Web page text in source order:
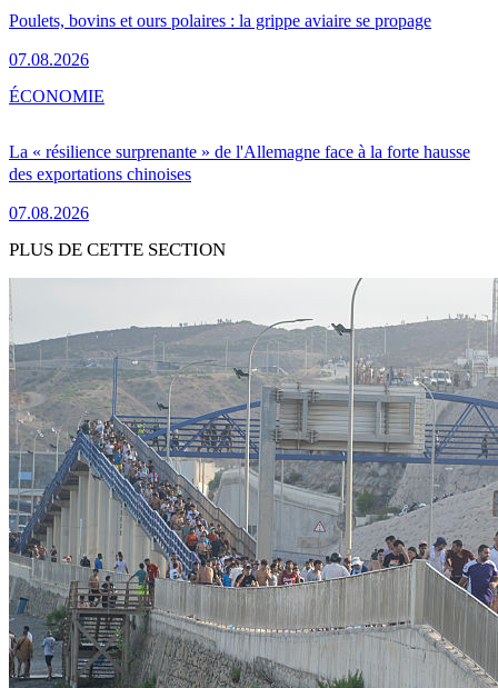
Poulets, bovins et ours polaires : la grippe aviaire se propage
07.08.2026
La « résilience surprenante » de l'Allemagne face à la forte hausse
des exportations chinoises
07.08.2026
ÉCONOMIE
PLUS DE CETTE SECTION